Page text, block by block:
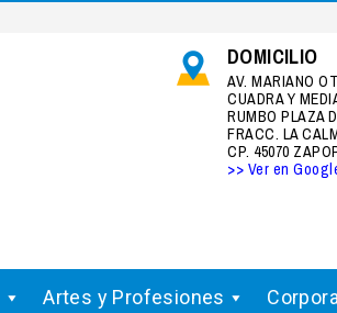
DOMICILIO
AV. MARIANO
CUADRA Y
RUMBO PLAZA
FRACC. LA
CP. 45070
>> Ver en
Artes y Profesiones